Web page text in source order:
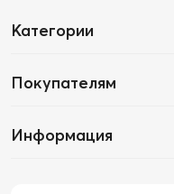
Категории
Покупателям
Информация